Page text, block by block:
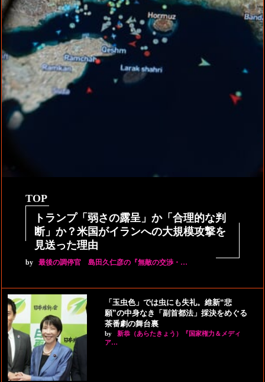
TOP
トランプ「弱さの露呈」か「合理的な判
断」か？米国がイランへの大規模攻撃を
見送った理由
by 最後の調停官 島田久仁彦の『無敵の交渉・…
「玉虫色」では虫にも失礼。維新“悲
願”の中身なき「副首都法」採決をめぐる
茶番劇の舞台裏
by
新恭（あらたきょう）『国家権力＆メディ
ア…